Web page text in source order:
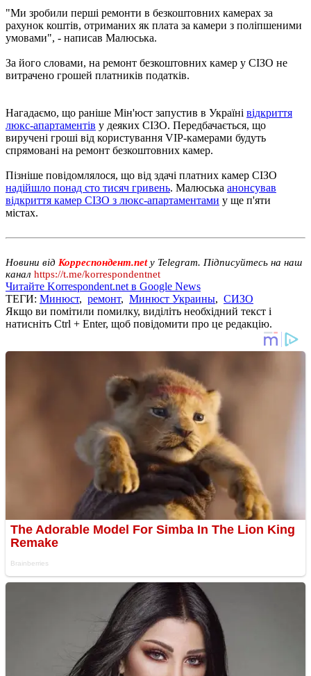
"Ми зробили перші ремонти в безкоштовних камерах за
рахунок коштів, отриманих як плата за камери з поліпшеними
умовами", - написав Малюська.
За його словами, на ремонт безкоштовних камер у СІЗО не
витрачено грошей платників податків.
Нагадаємо, що раніше Мін'юст запустив в Україні відкриття
люкс-апартаментів у деяких СІЗО. Передбачається, що
виручені гроші від користування VIP-камерами будуть
спрямовані на ремонт безкоштовних камер.
Пізніше повідомлялося, що від здачі платних камер СІЗО
надійшло понад сто тисяч гривень. Малюська анонсував
відкриття камер СІЗО з люкс-апартаментами у ще п'яти
містах.
Новини від Корреспондент.net у Telegram. Підписуйтесь на наш
канал https://t.me/korrespondentnet
Читайте Korrespondent.net в Google News
ТЕГИ: Минюст, ремонт, Минюст Украины, СИЗО
Якщо ви помітили помилку, виділіть необхідний текст і
натисніть Ctrl + Enter, щоб повідомити про це редакцію.